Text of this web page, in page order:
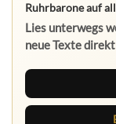
Ruhrbarone auf
Lies unterwegs
neue Texte